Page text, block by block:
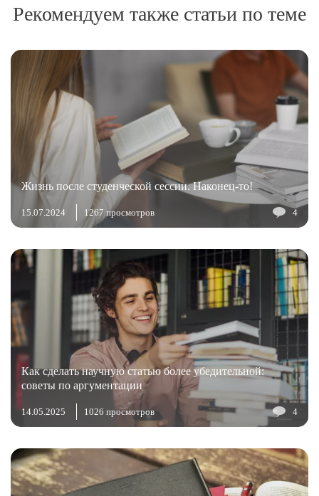
Рекомендуем также статьи по теме
Жизнь после студенческой сессии. Наконец-то!
15.07.2024 1267 просмотров 4
Как сделать научную статью более убедительной:
советы по аргументации
14.05.2025 1026 просмотров 4